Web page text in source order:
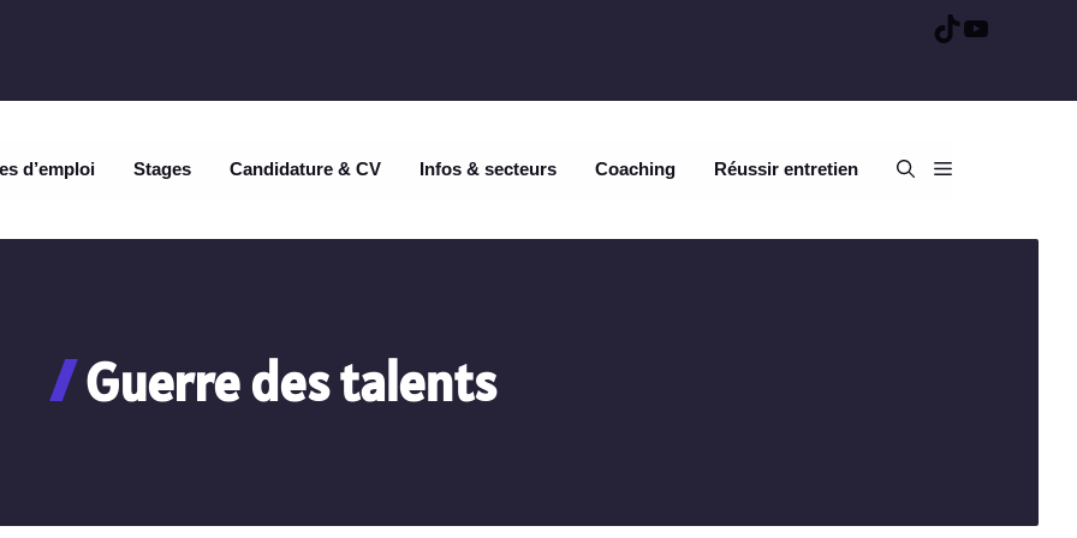
TikTokYouTube
d’emploi Stages Candidature & CV Infos & secteurs Coaching Réussir entretien
Guerre des talents